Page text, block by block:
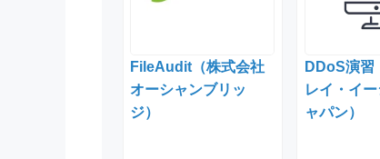
FileAudit（株式会社
オーシャンブリッ
ジ）
DDoS演習
レイ・イ
ャパン）